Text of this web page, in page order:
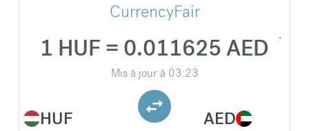
CurrencyFair
HUF
1 HUF = 0.011625 AED
Mis à jour à 03:23
AED